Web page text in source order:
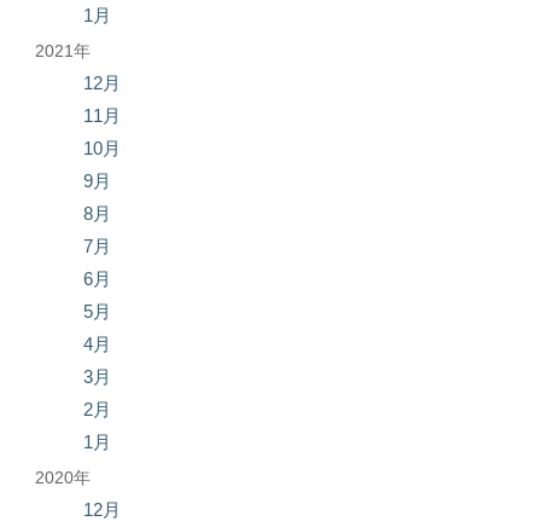
1月
2021年
12月
11月
10月
9月
8月
7月
6月
5月
4月
3月
2月
1月
2020年
12月